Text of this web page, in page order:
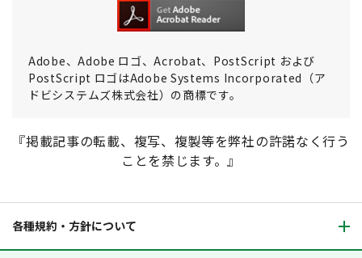
Adobe、Adobe ロゴ、Acrobat、PostScript および
PostScript ロゴはAdobe Systems Incorporated（ア
ドビシステムズ株式会社）の商標です。
『掲載記事の転載、複写、複製等を弊社の許諾なく行う
ことを禁じます。』
各種規約・方針について